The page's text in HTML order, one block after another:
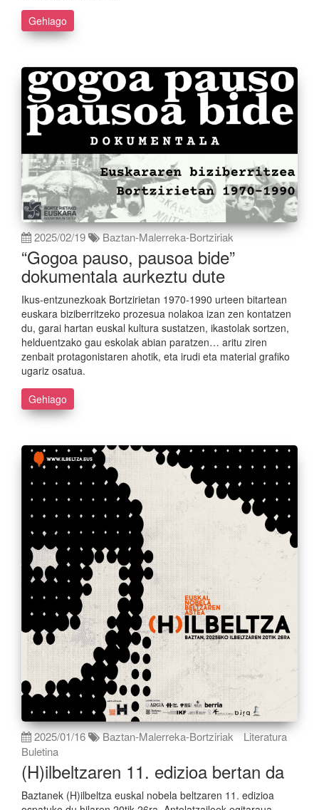
Gehiago
2025/02/19 Baztan-Malerreka-Bortziriak
“Gogoa pauso, pausoa bide”
dokumentala aurkeztu dute
Ikus-entzunezkoak Bortzirietan 1970-1990 urteen bitartean
euskara biziberritzeko prozesua nolakoa izan zen kontatzen
du, garai hartan euskal kultura sustatzen, ikastolak sortzen,
helduentzako gau eskolak abian paratzen… aritu ziren
zenbait protagonistaren ahotik, eta irudi eta material grafiko
ugariz osatua.
Gehiago
2025/01/16 Baztan-Malerreka-Bortziriak
Literatura
Buletina
(H)ilbeltzaren 11. edizioa bertan da
Baztanek (H)ilbeltza euskal nobela beltzaren 11. edizioa